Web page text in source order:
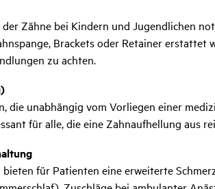
Zähne bei Kindern und Jugendlichen
Brackets oder Retainer
zu achten.
die unabhängig vom Vorliegen einer
für alle, die eine Zahnaufhellung aus
für Patienten eine erweiterte